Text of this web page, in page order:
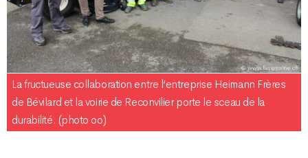
La fructueuse collaboration entre l’entreprise Heimann Frères
de Bévilard et la voirie de Reconvilier porte le sceau de la
durabilité. (photo oo)